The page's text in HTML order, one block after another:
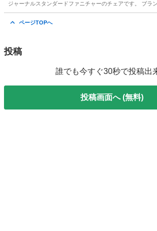
ジャーナルスタンダードファニチャーのチェアです。 ブ
ページTOPへ
投稿
誰でも今すぐ30秒で投稿出
投稿画面へ (無料)